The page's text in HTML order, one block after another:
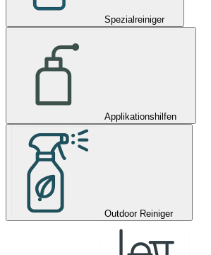
Spezialreiniger
Applikationshilfen
Outdoor Reiniger